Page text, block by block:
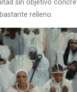
sin objetivo
relleno.